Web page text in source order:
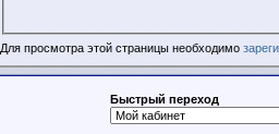
Для просмотра этой страницы необходимо
Быстрый переход